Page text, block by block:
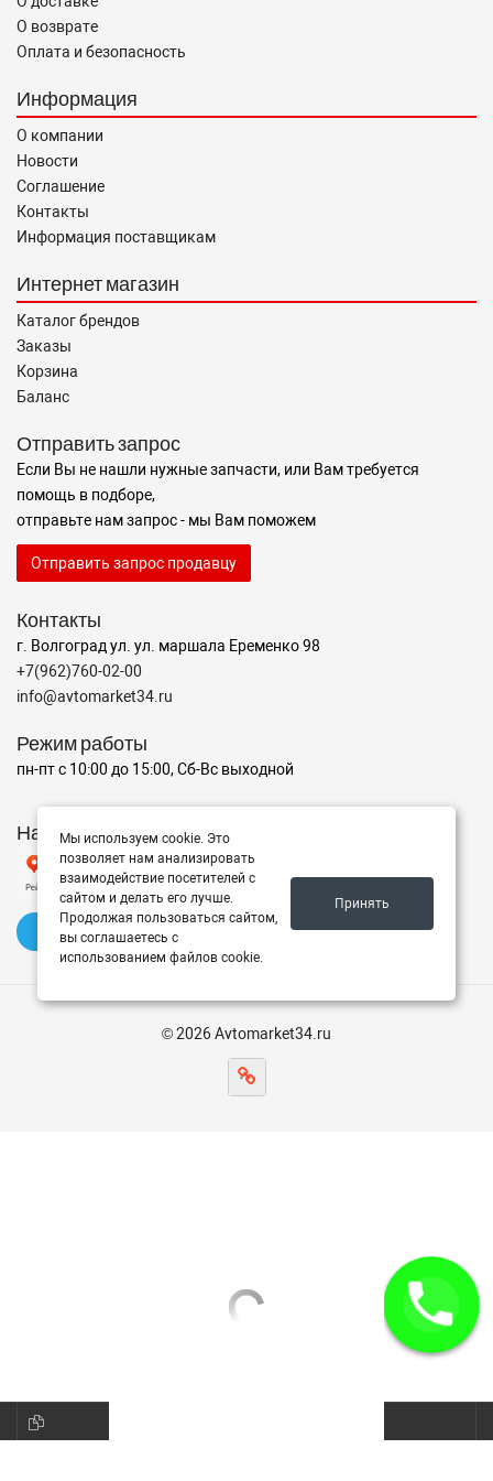
О возврате
Оплата и безопасность
Информация
О компании
Новости
Соглашение
Контакты
Информация поставщикам
Интернет магазин
Каталог брендов
Заказы
Корзина
Баланс
Отправить запрос
Если Вы не нашли нужные запчасти, или Вам требуется
помощь в подборе,
отправьте нам запрос - мы Вам поможем
Отправить запрос продавцу
Контакты
г. Волгоград ул. ул. маршала Еременко 98
+7(962)760-02-00
info@avtomarket34.ru
Режим работы
пн-пт с 10:00 до 15:00, Сб-Вс выходной
Наш рейтинг на Яндексе
✍️ Оставить отзыв
© 2026 Avtomarket34.ru
Мы используем cookie. Это
позволяет нам анализировать
взаимодействие посетителей с
сайтом и делать его лучше.
Продолжая пользоваться сайтом,
вы соглашаетесь с
использованием файлов cookie.
Принять